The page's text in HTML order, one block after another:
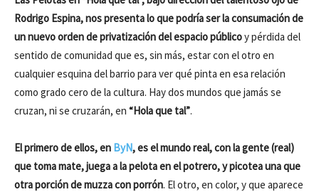
Rodrigo Espina, nos presenta lo que podría ser la consumación de
un nuevo orden de privatización del espacio públicoy pérdida del
sentido de comunidad que es, sin más, estar con el otro en
cualquier esquina del barrio para ver qué pinta en esa relación
como grado cero de la cultura. Hay dos mundos que jamás se
cruzan, ni se cruzarán, en “Hola que tal”.
El primero de ellos, en ByN, es el mundo real, con la gente (real)
que toma mate, juega a la pelota en el potrero, y picotea una que
otra porción de muzza con porrón. El otro, en color, y que aparece